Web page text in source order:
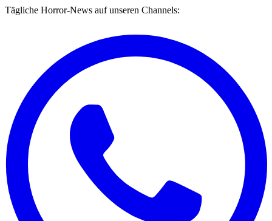
Tägliche Horror-News auf unseren Channels: